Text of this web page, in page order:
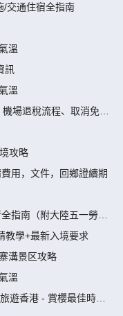
/交通住宿全指南
溫
訊
溫
場退稅流程、取消免稅
攻略
用，文件，回鄉證續期
指南（附大陸五一勞動
教學+最新入境要求
溝景区攻略
溫
遊香港 - 賞櫻最佳時